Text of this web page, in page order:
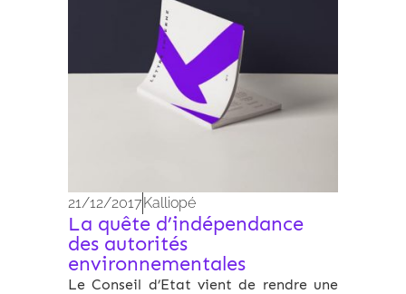
21/12/2017Kalliopé
La quête d’indépendance
des autorités
environnementales
Le Conseil d’Etat vient de rendre une